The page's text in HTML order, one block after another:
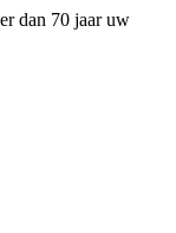
dan 70 jaar uw